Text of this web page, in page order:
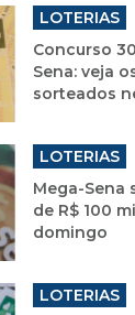
LOTERIAS
Concurso
Sena: veja
sorteados
LOTERIAS
Mega-Sena
de R$ 100
domingo
LOTERIAS